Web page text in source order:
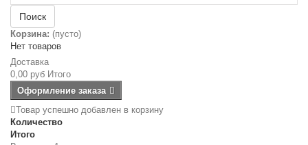
Поиск
Корзина: (пусто)
Нет товаров
Доставка
0,00 руб Итого
Оформление заказа
Товар успешно добавлен в корзину
Количество
Итого